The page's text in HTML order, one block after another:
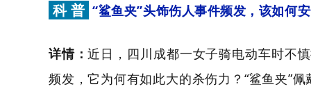
科 普 “鲨鱼夹”头饰伤人事件频发，该如何
详情：近日，四川成都一女子骑电动车时不
频发，它为何有如此大的杀伤力？“鲨鱼夹”